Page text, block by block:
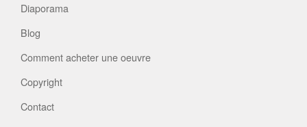
Diaporama
Blog
Comment acheter une oeuvre
Copyright
Contact